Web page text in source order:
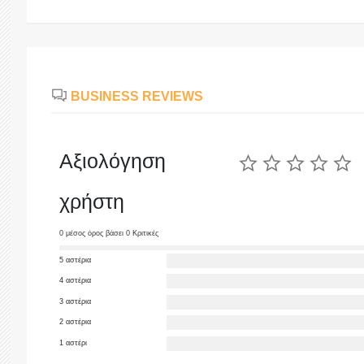
BUSINESS REVIEWS
Αξιολόγηση
χρήστη
0 μέσος όρος βάσει 0 Κριτικές
5 αστέρια
4 αστέρια
3 αστέρια
2 αστέρια
1 αστέρι